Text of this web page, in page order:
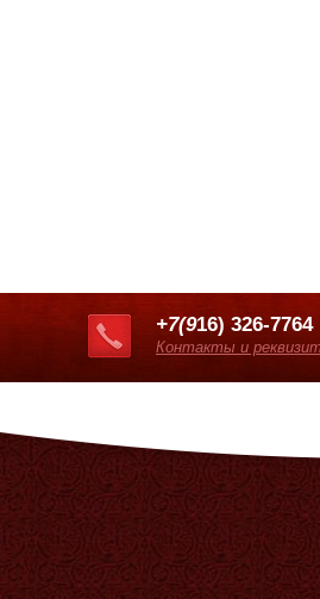
+7(916) 326-7764
Контакты и